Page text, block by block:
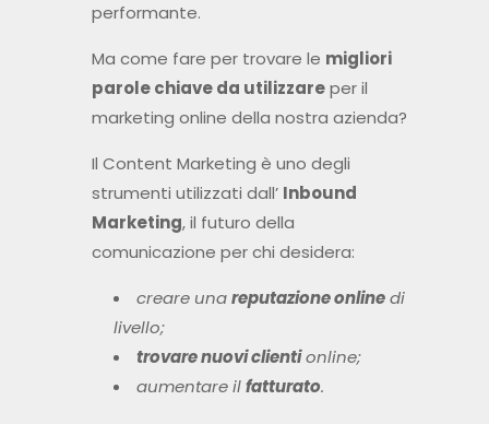
performante.
Ma come fare per trovare le migliori
parole chiave da utilizzareper il
marketing online della nostra azienda?
Il Content Marketing è uno degli
strumenti utilizzati dall’ Inbound
Marketing, il futuro della
comunicazione per chi desidera:
creare unareputazione onlinedi
livello;
trovare nuovi clientionline;
aumentare ilfatturato.